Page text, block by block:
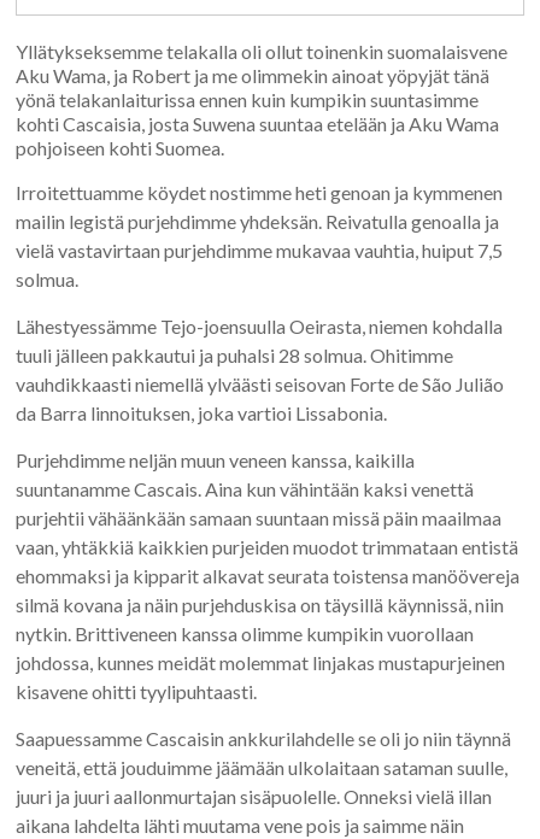
Yllätykseksemme telakalla oli ollut toinenkin suomalaisvene
Aku Wama, ja Robert ja me olimmekin ainoat yöpyjät tänä
yönä telakanlaiturissa ennen kuin kumpikin suuntasimme
kohti Cascaisia, josta Suwena suuntaa etelään ja Aku Wama
pohjoiseen kohti Suomea.
Irroitettuamme köydet nostimme heti genoan ja kymmenen
mailin legistä purjehdimme yhdeksän. Reivatulla genoalla ja
vielä vastavirtaan purjehdimme mukavaa vauhtia, huiput 7,5
solmua.
Lähestyessämme Tejo-joensuulla Oeirasta, niemen kohdalla
tuuli jälleen pakkautui ja puhalsi 28 solmua. Ohitimme
vauhdikkaasti niemellä ylväästi seisovan Forte de São Julião
da Barra linnoituksen, joka vartioi Lissabonia.
Purjehdimme neljän muun veneen kanssa, kaikilla
suuntanamme Cascais. Aina kun vähintään kaksi venettä
purjehtii vähäänkään samaan suuntaan missä päin maailmaa
vaan, yhtäkkiä kaikkien purjeiden muodot trimmataan entistä
ehommaksi ja kipparit alkavat seurata toistensa manöövereja
silmä kovana ja näin purjehduskisa on täysillä käynnissä, niin
nytkin. Brittiveneen kanssa olimme kumpikin vuorollaan
johdossa, kunnes meidät molemmat linjakas mustapurjeinen
kisavene ohitti tyylipuhtaasti.
Saapuessamme Cascaisin ankkurilahdelle se oli jo niin täynnä
veneitä, että jouduimme jäämään ulkolaitaan sataman suulle,
juuri ja juuri aallonmurtajan sisäpuolelle. Onneksi vielä illan
aikana lahdelta lähti muutama vene pois ja saimme näin